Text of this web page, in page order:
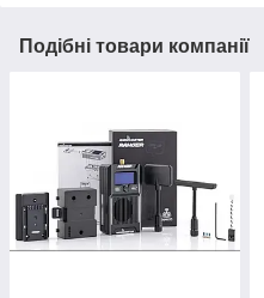
Подібні товари компанії